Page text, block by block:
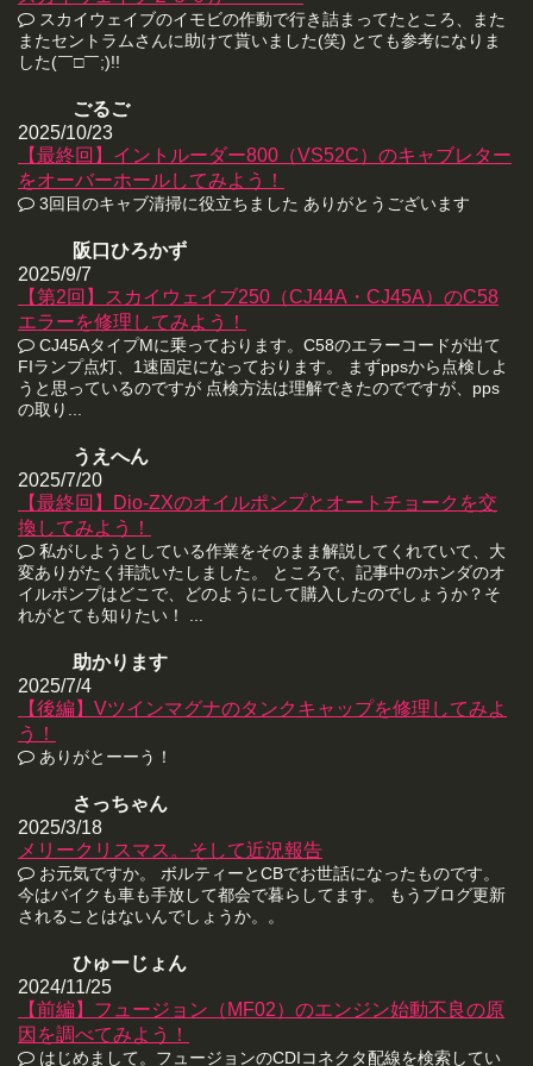
スカイウェイブのイモビの作動で行き詰まってたところ、また
またセントラムさんに助けて貰いました(笑) とても参考になりま
した(￣□￣;)!!
ごるご
2025/10/23
【最終回】イントルーダー800（VS52C）のキャブレター
をオーバーホールしてみよう！
3回目のキャブ清掃に役立ちました ありがとうございます
阪口ひろかず
2025/9/7
【第2回】スカイウェイブ250（CJ44A・CJ45A）のC58
エラーを修理してみよう！
CJ45AタイプMに乗っております。C58のエラーコードが出て
FIランプ点灯、1速固定になっております。 まずppsから点検しよ
うと思っているのですが 点検方法は理解できたのでですが、pps
の取り...
うえへん
2025/7/20
【最終回】Dio-ZXのオイルポンプとオートチョークを交
換してみよう！
私がしようとしている作業をそのまま解説してくれていて、大
変ありがたく拝読いたしました。 ところで、記事中のホンダのオ
イルポンプはどこで、どのようにして購入したのでしょうか？そ
れがとても知りたい！ ...
助かります
2025/7/4
【後編】Vツインマグナのタンクキャップを修理してみよ
う！
ありがとーーう！
さっちゃん
2025/3/18
メリークリスマス。そして近況報告
お元気ですか。 ボルティーとCBでお世話になったものです。
今はバイクも車も手放して都会で暮らしてます。 もうブログ更新
されることはないんでしょうか。。
ひゅーじょん
2024/11/25
【前編】フュージョン（MF02）のエンジン始動不良の原
因を調べてみよう！
はじめまして。フュージョンのCDIコネクタ配線を検索してい